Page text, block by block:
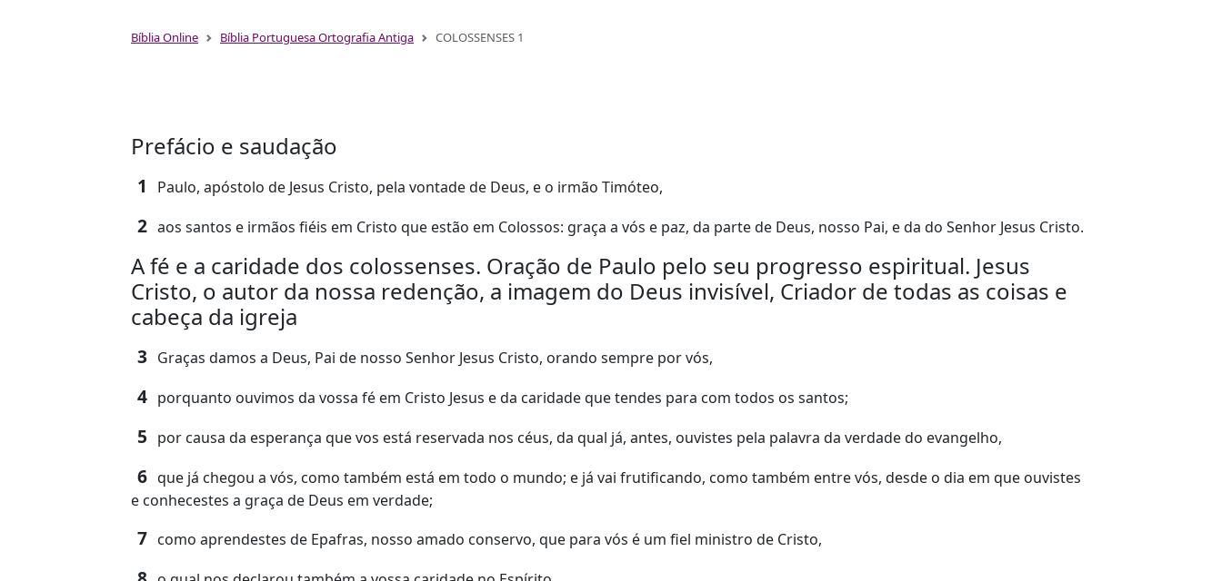
Bíblia Online Bíblia Portuguesa Ortografia Antiga COLOSSENSES 1
Prefácio e saudação
1 Paulo, apóstolo de Jesus Cristo, pela vontade de Deus, e o irmão Timóteo,
2 aos santos e irmãos fiéis em Cristo que estão em Colossos: graça a vós e paz, da parte de Deus, nosso Pai, e da do Senhor Jesus Cristo.
A fé e a caridade dos colossenses. Oração de Paulo pelo seu progresso espiritual. Jesus
Cristo, o autor da nossa redenção, a imagem do Deus invisível, Criador de todas as coisas e
cabeça da igreja
3 Graças damos a Deus, Pai de nosso Senhor Jesus Cristo, orando sempre por vós,
4 porquanto ouvimos da vossa fé em Cristo Jesus e da caridade que tendes para com todos os santos;
5 por causa da esperança que vos está reservada nos céus, da qual já, antes, ouvistes pela palavra da verdade do evangelho,
6 que já chegou a vós, como também está em todo o mundo; e já vai frutificando, como também entre vós, desde o dia em que ouvistes
e conhecestes a graça de Deus em verdade;
7 como aprendestes de Epafras, nosso amado conservo, que para vós é um fiel ministro de Cristo,